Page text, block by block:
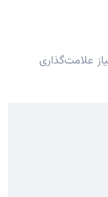
علامت‌گذاری